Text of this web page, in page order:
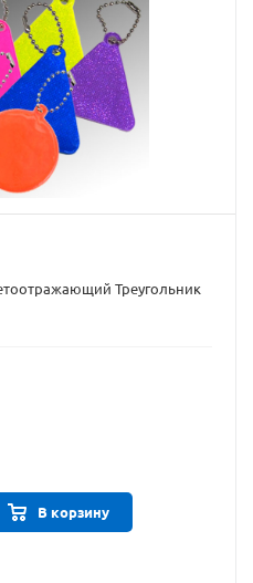
Треугольник
В корзину